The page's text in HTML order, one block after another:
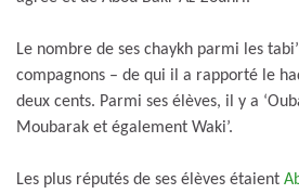
Le nombre de ses chaykh parmi les
compagnons – de qui il a rapporté le
deux cents. Parmi ses élèves, il y a
Moubarak et également Waki’.
Les plus réputés de ses élèves étaient